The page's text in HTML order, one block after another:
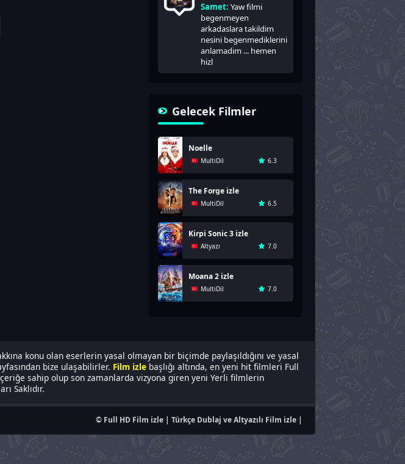
Samet: Yaw filmi
begenmeyen
arkadaslara takildim
nesini begenmediklerini
anlamadim ... hemen
hizl
Gelecek Filmler
Noelle
MultiDil 6.3
The Forge izle
MultiDil 6.5
Kirpi Sonic 3 izle
Altyazı 7.0
Moana 2 izle
MultiDil 7.0
konu olan eserlerin yasal olmayan bir biçimde paylaşıldığını ve yasal
bize ulaşabilirler. Film izle başlığı altında, en yeni hit filmleri Full
sahip olup son zamanlarda vizyona giren yeni Yerli filmlerin
Saklıdır.
© Full HD Film izle | Türkçe Dublaj ve Altyazılı Film izle |